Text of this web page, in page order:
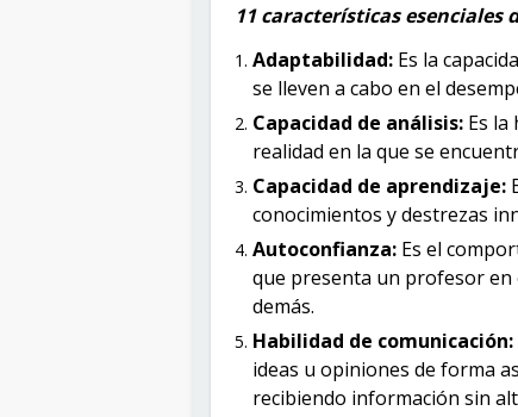
11 características
Adaptabilidad: Es la
se lleven a cabo en el
Capacidad de análisis: Es
realidad en la que se
Capacidad de aprendizaje:
conocimientos y destrezas
Autoconfianza: Es el
que presenta un profesor en
demás.
Habilidad de comunicación:
ideas u opiniones de forma
recibiendo información sin